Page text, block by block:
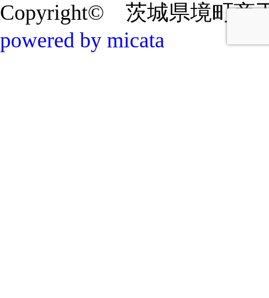
Copyright© 茨城県境町商
powered by micata